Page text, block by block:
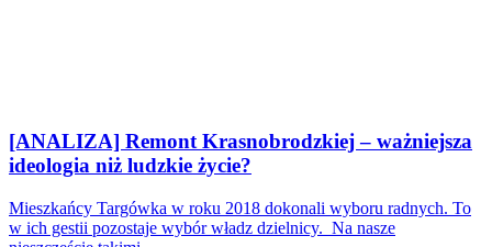
[ANALIZA] Remont Krasnobrodzkiej – ważniejsza
ideologia niż ludzkie życie?
Mieszkańcy Targówka w roku 2018 dokonali wyboru radnych. To
w ich gestii pozostaje wybór władz dzielnicy. Na nasze